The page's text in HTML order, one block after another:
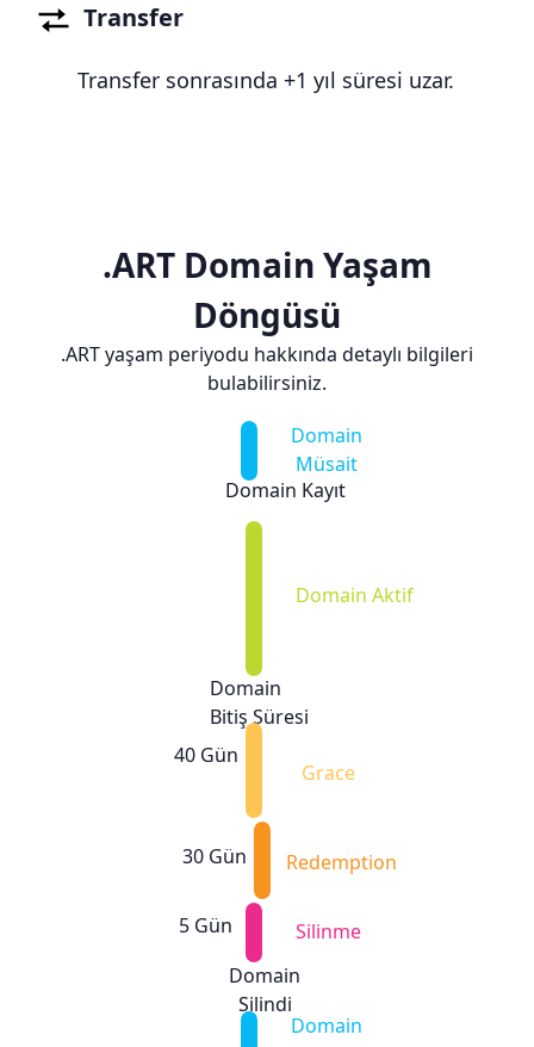
Transfer
Transfer sonrasında +1 yıl süresi uzar.
.ART Domain Yaşam
Döngüsü
.ART yaşam periyodu hakkında detaylı bilgileri
bulabilirsiniz.
Domain
Müsait
Domain Kayıt
Domain Aktif
Domain
Bitiş Süresi
40 Gün
Grace
30 Gün Redemption
5 Gün
Silinme
Domain
Silindi
Domain